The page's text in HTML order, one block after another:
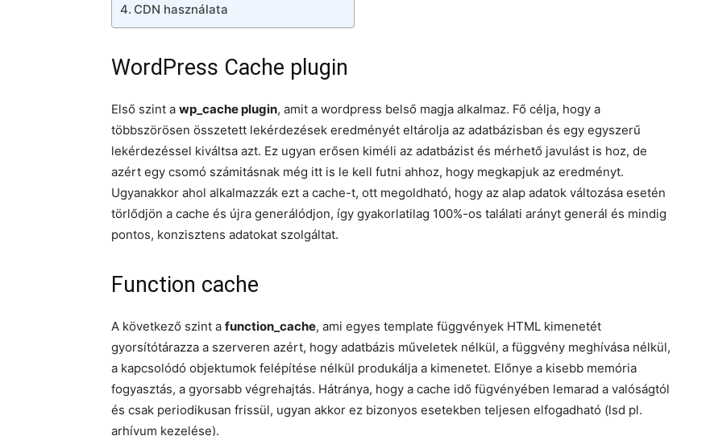
CDN használata
WordPress Cache plugin
Első szint a wp_cache plugin, amit a wordpress belső magja alkalmaz. Fő célja, hogy a
többszörösen összetett lekérdezések eredményét eltárolja az adatbázisban és egy egyszerű
lekérdezéssel kiváltsa azt. Ez ugyan erősen kiméli az adatbázist és mérhető javulást is hoz, de
azért egy csomó számitásnak még itt is le kell futni ahhoz, hogy megkapjuk az eredményt.
Ugyanakkor ahol alkalmazzák ezt a cache-t, ott megoldható, hogy az alap adatok változása esetén
törlődjön a cache és újra generálódjon, így gyakorlatilag 100%-os találati arányt generál és mindig
pontos, konzisztens adatokat szolgáltat.
Function cache
A következő szint a function_cache, ami egyes template függvények HTML kimenetét
gyorsítótárazza a szerveren azért, hogy adatbázis műveletek nélkül, a függvény meghívása nélkül,
a kapcsolódó objektumok felépítése nélkül produkálja a kimenetet. Előnye a kisebb memória
fogyasztás, a gyorsabb végrehajtás. Hátránya, hogy a cache idő fügvényében lemarad a valóságtól
és csak periodikusan frissül, ugyan akkor ez bizonyos esetekben teljesen elfogadható (lsd pl.
arhívum kezelése).